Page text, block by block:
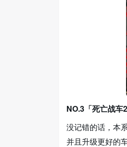
NO.3「死亡战车2
没记错的话，本
并且升级更好的